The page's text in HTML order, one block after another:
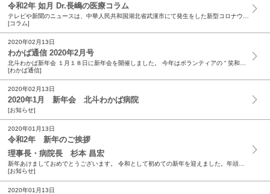
令和2年 如月 Dr.長嶋の医療コラム
[コラム]
2020年02月13日
わかば通信 2020年2月号
[わかば通信]
2020年02月13日
2020年1月 新年会 北斗わかば病院
[お知らせ]
2020年01月13日
令和2年 新年のご挨拶
理事長・病院長 杉本 昌宏
新年あけましておめでとうございます。 令和として初めての新年を迎えました。年頭に当たり、2020年が皆様にとって素晴らしい一年になる事を心よりお祈りし申し上げます。 2019年を振り返って 元...
[お知らせ]
2020年01月13日